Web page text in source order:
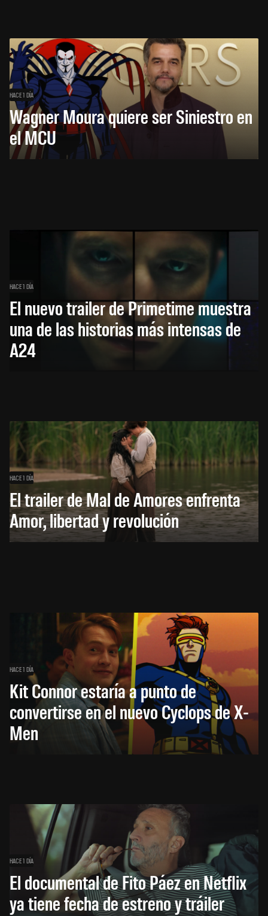
HACE 1 DÍA
Wagner Moura quiere ser Siniestro en
el MCU
HACE 1 DÍA
El nuevo trailer de Primetime muestra
una de las historias más intensas de
A24
HACE 1 DÍA
El trailer de Mal de Amores enfrenta
Amor, libertad y revolución
HACE 1 DÍA
Kit Connor estaría a punto de
convertirse en el nuevo Cyclops de X-
Men
HACE 1 DÍA
El documental de Fito Páez en Netflix
ya tiene fecha de estreno y tráiler